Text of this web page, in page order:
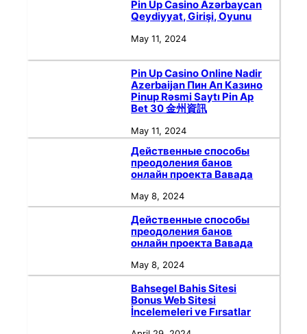
Pin Up Casino Azərbaycan
Qeydiyyat, Girişi, Oyunu
May 11, 2024
Pin Up Casino Online Nadir
Azerbaijan Пин Ап Казино
Pinup Rəsmi Saytı Pin Ap
Bet 30 金州資訊
May 11, 2024
Действенные способы
преодоления банов
онлайн проекта Вавада
May 8, 2024
Действенные способы
преодоления банов
онлайн проекта Вавада
May 8, 2024
Bahsegel Bahis Sitesi
Bonus Web Sitesi
İncelemeleri ve Fırsatlar